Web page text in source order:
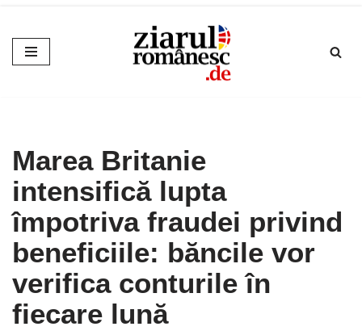
Sari
la
Marea Britanie
intensifică lupta
împotriva fraudei privind
beneficiile: băncile vor
verifica conturile în
fiecare lună